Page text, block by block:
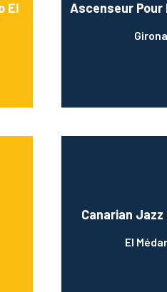
El
Ascenseur Pour
Girona
Canarian
El